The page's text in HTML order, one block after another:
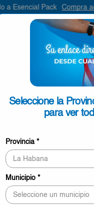
Seleccione la
para ver
Provincia *
Municipio *
Compra aquí
SEARCH
INPUT
6
Este